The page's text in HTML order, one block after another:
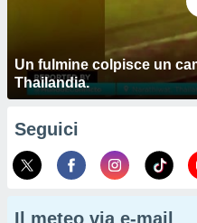
Un fulmine colpisce un
Thailandia.
Seguici
Il meteo via e-mail